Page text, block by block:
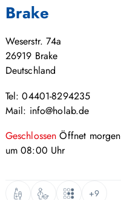
Brake
Weserstr. 74a
26919 Brake
Deutschland
Tel: 04401-8294235
Mail: info@holab.de
GeschlossenÖffnet morgen
um08:00 Uhr
+9